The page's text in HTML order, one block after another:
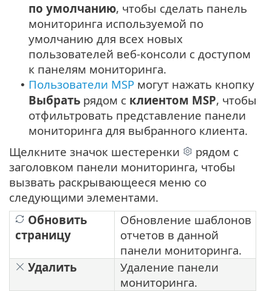
по умолчанию, чтобы сделать панель
мониторинга используемой по
умолчанию для всех новых
пользователей веб-консоли с доступом
к панелям мониторинга.
• Пользователи MSP могут нажать кнопку
Выбрать рядом с клиентом MSP, чтобы
отфильтровать представление панели
мониторинга для выбранного клиента.
Щелкните значок шестеренки
рядом с
заголовком панели мониторинга, чтобы
вызвать раскрывающееся меню со
следующими элементами.
Обновить
страницу
Обновление шаблонов
отчетов в данной
панели мониторинга.
Удалить
Удаление панели
мониторинга.